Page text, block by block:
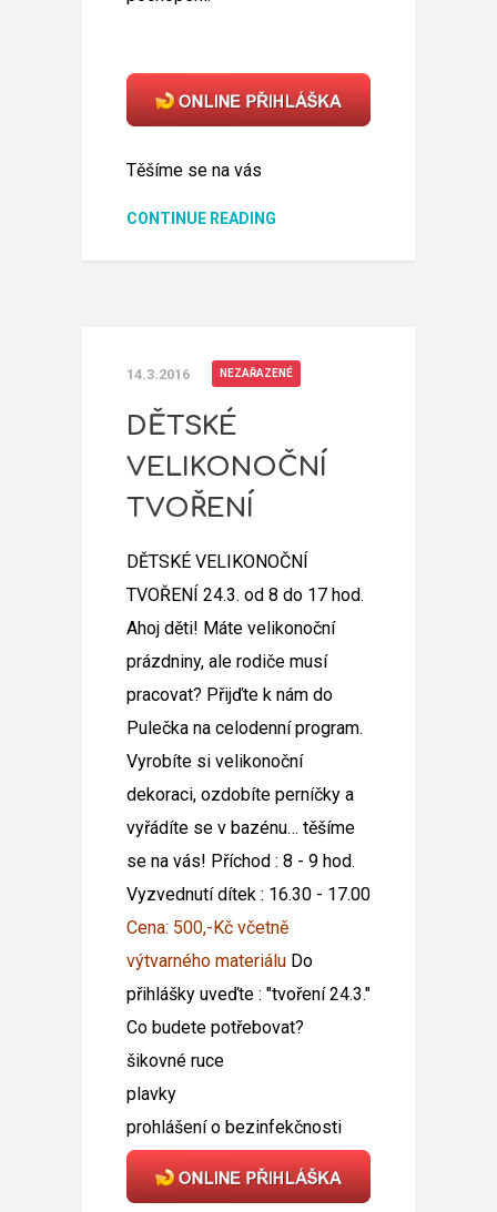
Těšíme se na vás
CONTINUE READING
14.3.2016 NEZAŘAZENÉ
DĚTSKÉ
VELIKONOČNÍ
TVOŘENÍ
DĚTSKÉ VELIKONOČNÍ
TVOŘENÍ 24.3. od 8 do 17 hod.
Ahoj děti! Máte velikonoční
prázdniny, ale rodiče musí
pracovat? Přijďte k nám do
Pulečka na celodenní program.
Vyrobíte si velikonoční
dekoraci, ozdobíte perníčky a
vyřádíte se v bazénu… těšíme
se na vás! Příchod : 8 - 9 hod.
Vyzvednutí dítek : 16.30 - 17.00
Cena: 500,-Kč včetně
výtvarného materiálu Do
přihlášky uveďte : "tvoření 24.3."
Co budete potřebovat?
šikovné ruce
plavky
prohlášení o bezinfekčnosti